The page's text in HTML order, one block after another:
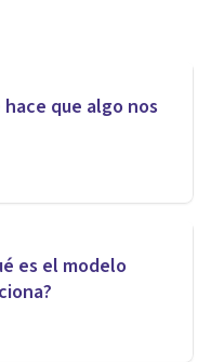
que algo nos
es el modelo